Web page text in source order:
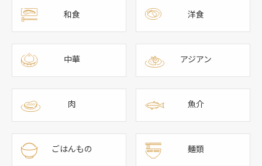
和食 洋食
中華 アジアン
肉 魚介
ごはんもの 麺類